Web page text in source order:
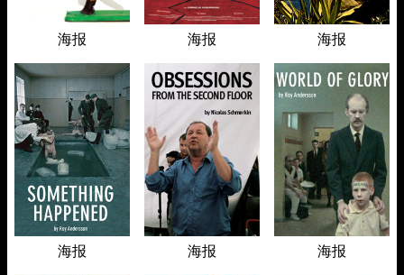
海报 海报 海报
海报 海报 海报